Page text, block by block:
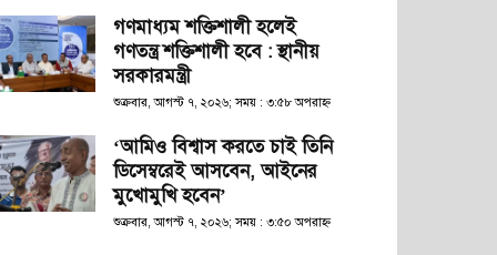
গণমাধ্যম শক্তিশালী হলেই
গণতন্ত্র শক্তিশালী হবে : স্থানীয়
সরকারমন্ত্রী
শুক্রবার, আগস্ট ৭, ২০২৬; সময় : ৩:৫৮ অপরাহ্ণ
‘আমিও বিশ্বাস করতে চাই তিনি
ডিসেম্বরেই আসবেন, আইনের
মুখোমুখি হবেন’
শুক্রবার, আগস্ট ৭, ২০২৬; সময় : ৩:৫০ অপরাহ্ণ